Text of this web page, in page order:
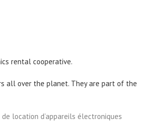
rental cooperative.
all over the planet. They are part of the
location d’appareils électroniques